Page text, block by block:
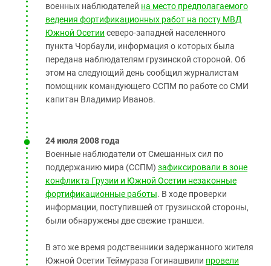
военных наблюдателей на место предполагаемого
ведения фортификационных работ на посту МВД
Южной Осетии северо-западней населенного
пункта Чорбаули, информация о которых была
передана наблюдателям грузинской стороной. Об
этом на следующий день сообщил журналистам
помощник командующего ССПМ по работе со СМИ
капитан Владимир Иванов.
24 июля 2008 года
Военные наблюдатели от Смешанных сил по
поддержанию мира (ССПМ) зафиксировали в зоне
конфликта Грузии и Южной Осетии незаконные
фортификационные работы. В ходе проверки
информации, поступившей от грузинской стороны,
были обнаружены две свежие траншеи.
В это же время родственники задержанного жителя
Южной Осетии Теймураза Гогинашвили провели